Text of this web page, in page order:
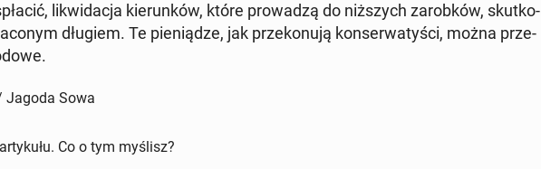
li­kwi­da­cja kie­run­ków, które pro­wa­dzą do niż­szych za­rob­ków, skut­ko­
długiem. Te pie­nią­dze, jak prze­ko­nu­ją kon­ser­wa­ty­ści, można prze­
Jagoda Sowa
Co o tym myślisz?